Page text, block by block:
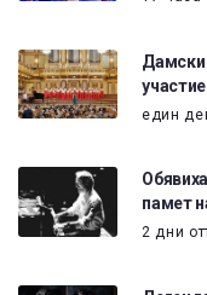
Дамски
един
памет
2 дни